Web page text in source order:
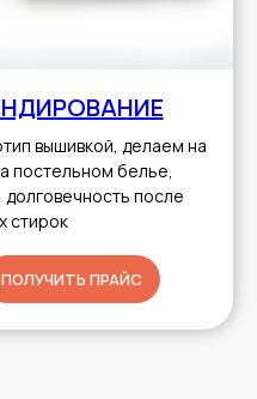
вышивкой, делаем на
постельном белье,
после
стирок
ПОЛУЧИТЬ ПРАЙС